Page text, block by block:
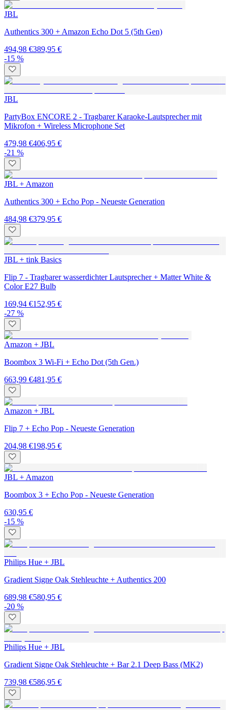
JBL
Authentics 300 + Amazon Echo Dot 5 (5th Gen)
494,98 €389,95 €
-15 %
JBL
PartyBox ENCORE 2 - Tragbarer Karaoke-Lautsprecher mit
Mikrofon + Wireless Microphone Set
479,98 €406,95 €
-21 %
JBL + Amazon
Authentics 300 + Echo Pop - Neueste Generation
484,98 €379,95 €
JBL + tink Basics
Flip 7 - Tragbarer wasserdichter Lautsprecher + Matter White &
Color E27 Bulb
169,94 €152,95 €
-27 %
Amazon + JBL
Boombox 3 Wi-Fi + Echo Dot (5th Gen.)
663,99 €481,95 €
Amazon + JBL
Flip 7 + Echo Pop - Neueste Generation
204,98 €198,95 €
JBL + Amazon
Boombox 3 + Echo Pop - Neueste Generation
630,95 €
-15 %
Philips Hue + JBL
Gradient Signe Oak Stehleuchte + Authentics 200
689,98 €580,95 €
-20 %
Philips Hue + JBL
Gradient Signe Oak Stehleuchte + Bar 2.1 Deep Bass (MK2)
739,98 €586,95 €